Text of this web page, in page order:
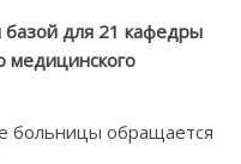
базой для 21 кафедры
медицинского
больницы обращается